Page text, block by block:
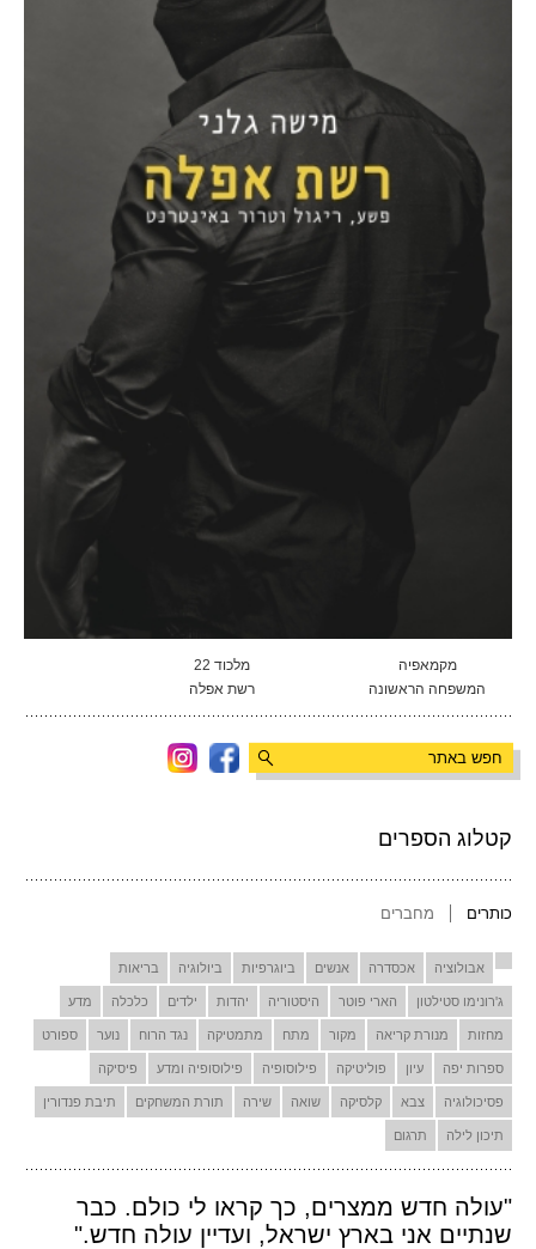
קטלוג הספרים
כותרים מחברים
אבולוציה אכסדרה אנשים ביוגרפיות ביולוגיה בריאות
ג'רונימו סטילטון הארי פוטר היסטוריה יהדות ילדים כלכלה מדע
מחזות מנורת קריאה מקור מתח מתמטיקה נגד הרוח נוער ספורט
ספרות יפה עיון פוליטיקה פילוסופיה פילוסופיה ומדע פיסיקה
פסיכולוגיה צבא קלסיקה שואה שירה תורת המשחקים תיבת פנדורין
תיכון לילה תרגום
"עולה חדש ממצרים, כך קראו לי כולם. כבר
שנתיים אני בארץ ישראל, ועדיין עולה חדש."
מקמאפיה
מלכוד 22
המשפחה הראשונה
רשת אפלה